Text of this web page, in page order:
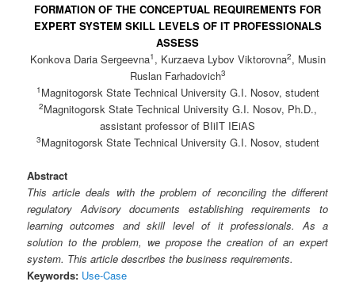
FORMATION OF THE CONCEPTUAL REQUIREMENTS FOR
EXPERT SYSTEM SKILL LEVELS OF IT PROFESSIONALS
ASSESS
Konkova Daria Sergeevna1 , Kurzaeva Lybov Viktorovna2, Musin
Ruslan Farhadovich3
1 Magnitogorsk State Technical University G.I. Nosov, student
2Magnitogorsk State Technical University G.I. Nosov, Ph.D.,
assistant professor of BIiIT IEiAS
3Magnitogorsk State Technical University G.I. Nosov, student
Abstract
This article deals with the problem of reconciling the different
regulatory Advisory documents establishing requirements to
learning outcomes and skill level of it professionals. As a
solution to the problem, we propose the creation of an expert
system. This article describes the business requirements.
Keywords: Use-Case